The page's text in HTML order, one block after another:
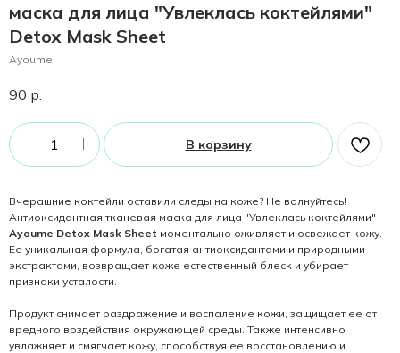
маска для лица "Увлеклась коктейлями"
Detox Mask Sheet
Ayoume
90 р.
В корзину
Вчерашние коктейли оставили следы на коже? Не волнуйтесь!
Антиоксидантная тканевая маска для лица "Увлеклась коктейлями"
Ayoume Detox Mask Sheet моментально оживляет и освежает кожу.
Ее уникальная формула, богатая антиоксидантами и природными
экстрактами, возвращает коже естественный блеск и убирает
признаки усталости.
Продукт снимает раздражение и воспаление кожи, защищает ее от
вредного воздействия окружающей среды. Также интенсивно
увлажняет и смягчает кожу, способствуя ее восстановлению и